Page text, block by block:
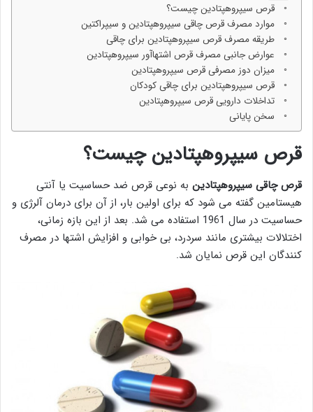
قرص سیپروهپتادین چیست؟
موارد مصرف قرص چاقی سیپروهپتادین و سیپراکتین
طریقه مصرف قرص سیپروهپتادین برای چاقی
عوارض جانبی مصرف قرص اشتهاآور سیپروهپتادین
میزان دوز مصرفی قرص سیپروهپتادین
قرص سیپروهپتادین برای چاقی کودکان
تداخلات دارویی قرص سیپروهپتادین
سخن پایانی
قرص سیپروهپتادین چیست؟
قرص چاقی سیپروهپتادین به نوعی قرص ضد حساسیت یا آنتی
هیستامین گفته می شود که برای اولین بار، از آن برای درمان آلرژی و
حساسیت در سال 1961 استفاده می شد. بعد از این بازه زمانی،
اختلالات بیشتری مانند سردرد، بی خوابی و افزایش اشتها در مصرف
کنندگان این قرص نمایان شد.